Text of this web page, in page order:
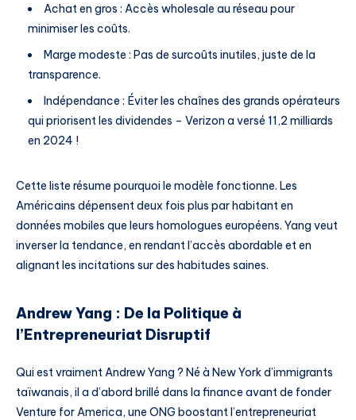
Achat en gros : Accès wholesale au réseau pour
minimiser les coûts.
Marge modeste : Pas de surcoûts inutiles, juste de la
transparence.
Indépendance : Éviter les chaînes des grands opérateurs
qui priorisent les dividendes – Verizon a versé 11,2 milliards
en 2024 !
Cette liste résume pourquoi le modèle fonctionne. Les
Américains dépensent deux fois plus par habitant en
données mobiles que leurs homologues européens. Yang veut
inverser la tendance, en rendant l’accès abordable et en
alignant les incitations sur des habitudes saines.
Andrew Yang : De la Politique à
l’Entrepreneuriat Disruptif
Qui est vraiment Andrew Yang ? Né à New York d’immigrants
taïwanais, il a d’abord brillé dans la finance avant de fonder
Venture for America, une ONG boostant l’entrepreneuriat